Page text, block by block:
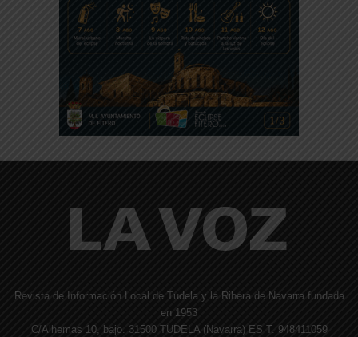
Revista de Información Local de Tudela y la Ribera de Navarra fundada
en 1953
C/Alhemas 10, bajo. 31500 TUDELA (Navarra) ES T. 948411059